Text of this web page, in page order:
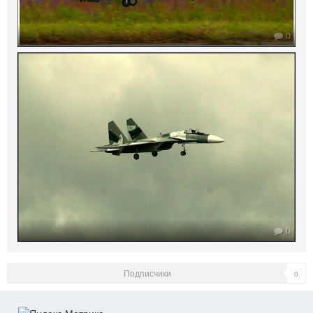
0
0
Подписчики 0